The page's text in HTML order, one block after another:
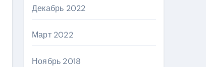
Декабрь 2022
Март 2022
Ноябрь 2018